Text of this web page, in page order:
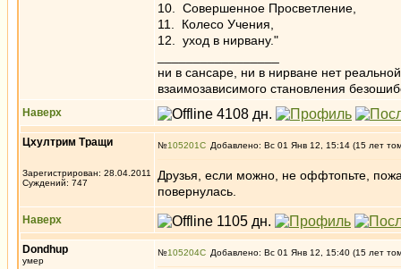
10. Совершенное Просветление,
11. Колесо Учения,
12. уход в нирвану."
ни в сансаре, ни в нирване нет
взаимозависимого становления
Наверх
Цхултрим Тращи
Зарегистрирован: 28.04.2011
Суждений: 747
№105201 Добавлено: Вс 01 Янв 12, 15:14 (15 лет
Друзья, если можно, не оффтопьте,
повернулась.
Наверх
Dondhup
умер
№105204 Добавлено: Вс 01 Янв 12, 15:40 (15 лет